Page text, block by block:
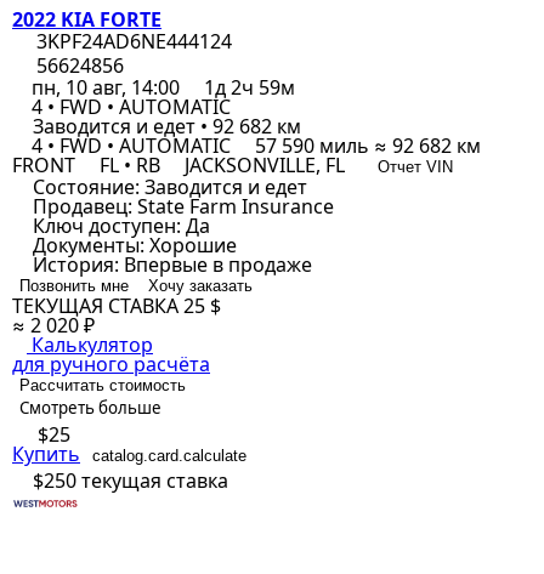
2022 KIA FORTE
3KPF24AD6NE444124
56624856
пн, 10 авг, 14:00
1д 2ч 59м
4 • FWD • AUTOMATIC
Заводится и едет • 92 682 км
4 • FWD • AUTOMATIC 57 590 миль ≈ 92 682 км
FRONT FL • RB JACKSONVILLE, FL Отчет VIN
Состояние: Заводится и едет
Продавец: State Farm Insurance
Ключ доступен: Да
Документы: Хорошие
История: Впервые в продаже
Позвонить мне Хочу заказать
ТЕКУЩАЯ СТАВКА25 $
≈ 2 020 ₽
Калькулятор
для ручного расчёта
Рассчитать стоимость
Смотреть больше
$25
Купить catalog.card.calculate
$250текущая ставка